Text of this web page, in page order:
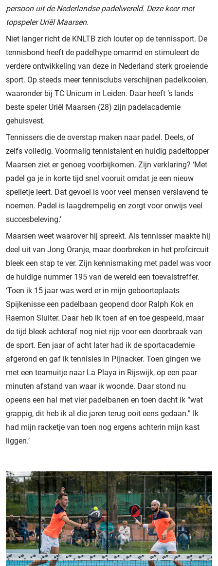
persoon uit de Nederlandse padelwereld. Deze keer met
topspeler Uriël Maarsen.
Niet langer richt de KNLTB zich louter op de tennissport. De
tennisbond heeft de padelhype omarmd en stimuleert de
verdere ontwikkeling van deze in Nederland sterk groeiende
sport. Op steeds meer tennisclubs verschijnen padelkooien,
waaronder bij TC Unicum in Leiden. Daar heeft ’s lands
beste speler Uriël Maarsen (28) zijn padelacademie
gehuisvest.
Tennissers die de overstap maken naar padel. Deels, of
zelfs volledig. Voormalig tennistalent en huidig padeltopper
Maarsen ziet er genoeg voorbijkomen. Zijn verklaring? ‘Met
padel ga je in korte tijd snel vooruit omdat je een nieuw
spelletje leert. Dat gevoel is voor veel mensen verslavend te
noemen. Padel is laagdrempelig en zorgt voor onwijs veel
succesbeleving.’
Maarsen weet waarover hij spreekt. Als tennisser maakte hij
deel uit van Jong Oranje, maar doorbreken in het profcircuit
bleek een stap te ver. Zijn kennismaking met padel was voor
de huidige nummer 195 van de wereld een toevalstreffer.
‘Toen ik 15 jaar was werd er in mijn geboorteplaats
Spijkenisse een padelbaan geopend door Ralph Kok en
Raemon Sluiter. Daar heb ik toen af en toe gespeeld, maar
de tijd bleek achteraf nog niet rijp voor een doorbraak van
de sport. Een jaar of acht later had ik de sportacademie
afgerond en gaf ik tennisles in Pijnacker. Toen gingen we
met een teamuitje naar La Playa in Rijswijk, op een paar
minuten afstand van waar ik woonde. Daar stond nu
opeens een hal met vier padelbanen en toen dacht ik “wat
grappig, dit heb ik al die jaren terug ooit eens gedaan.” Ik
had mijn racketje van toen nog ergens achterin mijn kast
liggen.’